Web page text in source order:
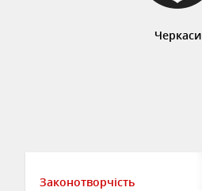
Черкаси
Законотворчість